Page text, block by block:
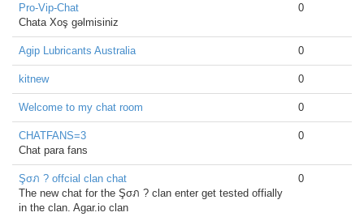
Pro-Vip-Chat
Chata Xoş gəlmisiniz
0
Agip Lubricants Australia 0
kitnew 0
Welcome to my chat room 0
CHATFANS=3
Chat para fans
0
Şσภ ? offcial clan chat
The new chat for the Şσภ ? clan enter get tested offially
in the clan. Agar.io clan
0